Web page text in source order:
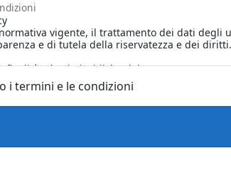
i termini e le condizioni